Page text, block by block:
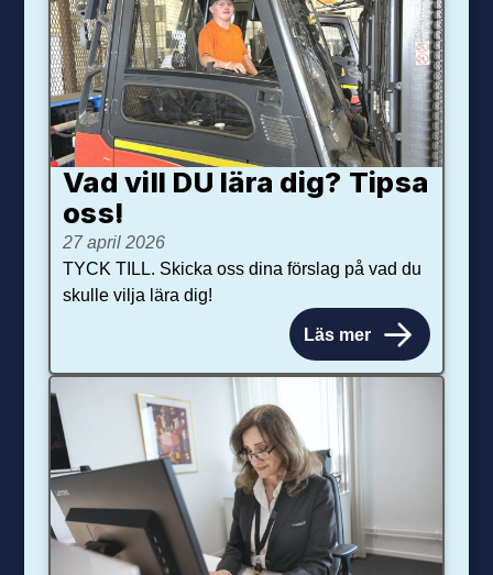
Vad vill DU lära dig? Tipsa
oss!
27 april 2026
TYCK TILL. Skicka oss dina förslag på vad du
skulle vilja lära dig!
Läs mer